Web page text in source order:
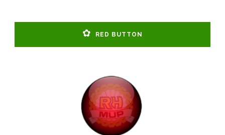
RED BUTTON